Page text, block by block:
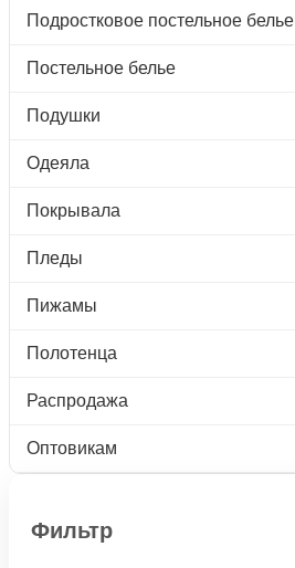
Подростковое постельное белье
Постельное белье
Подушки
Одеяла
Покрывала
Пледы
Пижамы
Полотенца
Распродажа
Оптовикам
Фильтр